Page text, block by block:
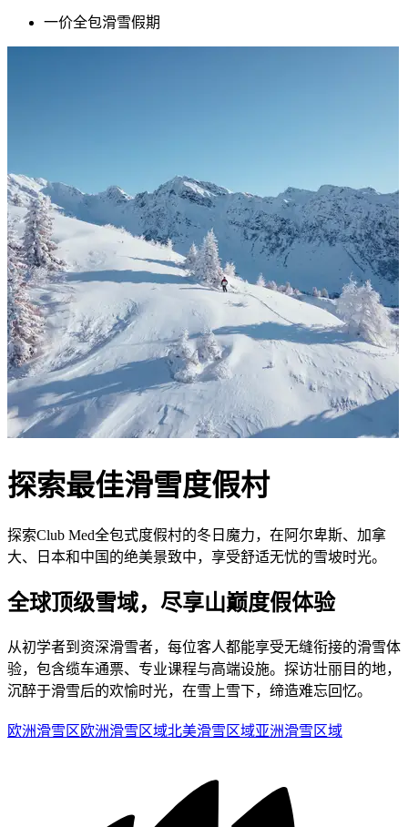
一价全包滑雪假期
探索最佳滑雪度假村
探索Club Med全包式度假村的冬日魔力，在阿尔卑斯、加拿
大、日本和中国的绝美景致中，享受舒适无忧的雪坡时光。
全球顶级雪域，尽享山巅度假体验
从初学者到资深滑雪者，每位客人都能享受无缝衔接的滑雪体
验，包含缆车通票、专业课程与高端设施。探访壮丽目的地，
沉醉于滑雪后的欢愉时光，在雪上雪下，缔造难忘回忆。
欧洲滑雪区欧洲滑雪区域北美滑雪区域亚洲滑雪区域